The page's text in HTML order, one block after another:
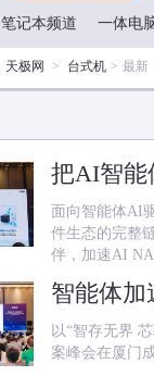
笔记本频道 一体电
天极网 > 台式机 > 最新
面向智能体AI
件生态的完整
伴，加速AI
以“智存无界
案峰会在厦门